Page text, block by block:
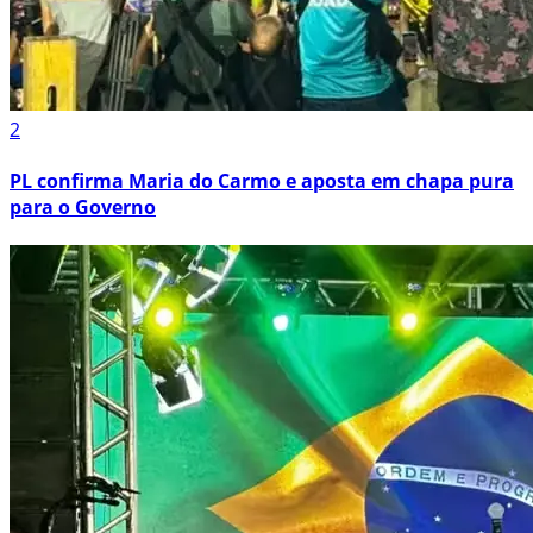
2
PL confirma Maria do Carmo e aposta em chapa pura
para o Governo